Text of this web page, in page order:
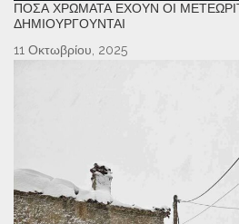
ΠΌΣΑ ΧΡΏΜΑΤΑ ΈΧΟΥΝ ΟΙ
ΔΗΜΙΟΥΡΓΟΎΝΤΑΙ
11 Οκτωβρίου, 2025